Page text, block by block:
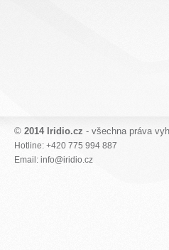
© 2014 Iridio.cz - všechna práva
Hotline: +420 775 994 887
Email: info@iridio.cz